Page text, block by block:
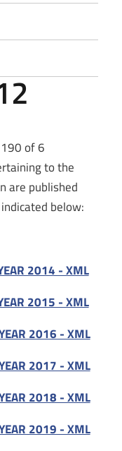
of 6
to the
are published
below:
2014 - XML
2015 - XML
2016 - XML
2017 - XML
2018 - XML
2019 - XML